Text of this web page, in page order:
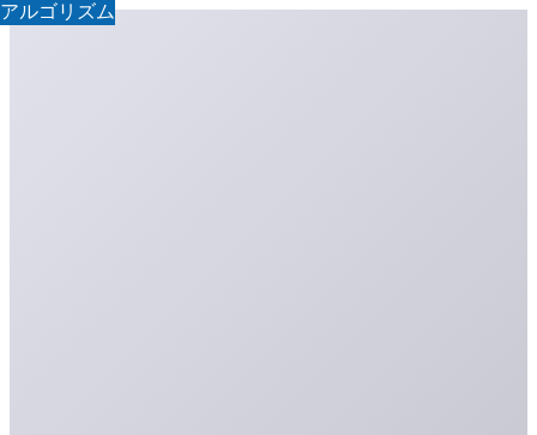
アルゴリズム
アルゴリズム
アルゴリズム
アルゴリズム